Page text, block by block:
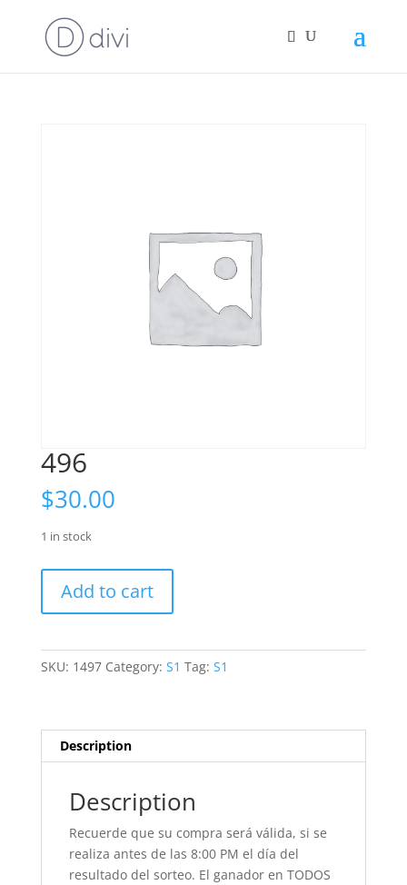
496
$30.00
1 in stock
quantity
Add to cart
SKU: 1497 Category: S1 Tag: S1
Description
Description
Recuerde que su compra será válida, si se
realiza antes de las 8:00 PM el día del
resultado del sorteo. El ganador en TODOS